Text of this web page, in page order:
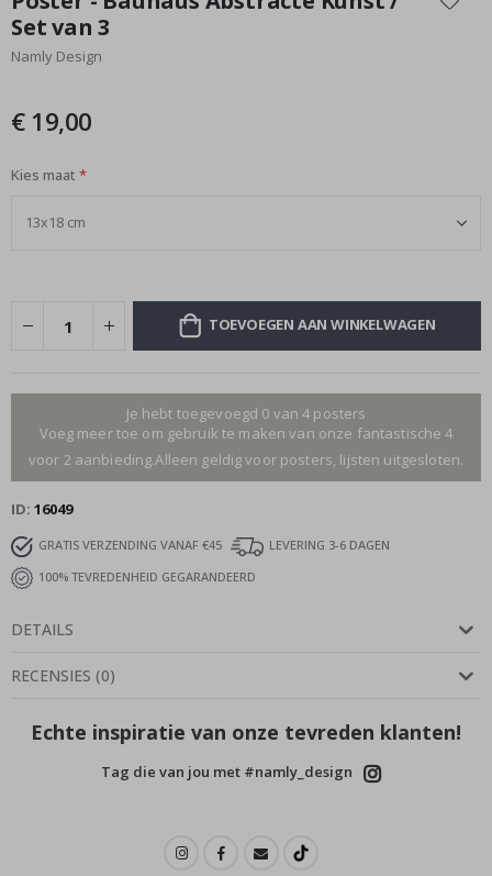
het
begin
van
gallerij
Set van 3
Namly Design
€ 19,00
Kies maat
TOEVOEGEN AAN WINKELWAGEN
Je hebt toegevoegd 0 van 4 posters
Voeg meer toe om gebruik te maken van onze fantastische 4
voor 2 aanbieding.Alleen geldig voor posters, lijsten uitgesloten.
ID 16049
GRATIS VERZENDING VANAF €45
LEVERING 3-6 DAGEN
100% TEVREDENHEID GEGARANDEERD
DETAILS
RECENSIES (0)
Echte inspiratie van onze tevreden klanten!
Tag die van jou met #namly_design